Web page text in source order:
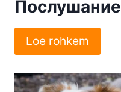
Послушание
Loe rohkem